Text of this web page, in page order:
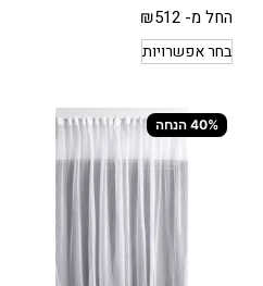
החל מ- ₪512
בחר אפשרויות
40% הנחה